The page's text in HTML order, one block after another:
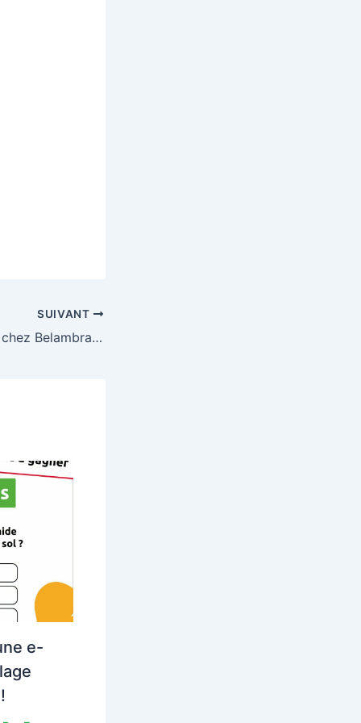
SUIVANT
Gagnez un séjour chez Belambra d’une valeur de 2000€
e-